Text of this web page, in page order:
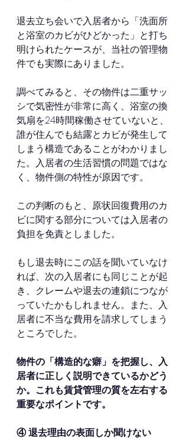
退去立ち会いで入居者から「洗面所
と浴室のカビがひどかった」と打ち
明けられたケースが、当社の管理物
件でも実際にありました。
調べてみると、その物件は二重サッ
シで気密性が非常に高く、浴室の換
気扇を24時間稼働させていないと、
誰が住んでも結露とカビが発生して
しまう構造であることがわかりまし
た。入居者の生活習慣の問題ではな
く、物件側の特性が原因です。
この判断のもと、原状回復費用のカ
ビに関する部分については入居者の
負担を免責としました。
もし退去時にこの話を聞いていなけ
れば、次の入居者にも同じことが起
き、クレームや退去の連鎖につなが
っていたかもしれません。また、入
居者に不当な費用を請求してしまう
ところでした。
物件の「構造的な癖」を把握し、入
居者に正しく説明できているかどう
か。これも賃貸管理の質を左右する
重要なポイントです。
④ 退去理由の表面しか聞けない